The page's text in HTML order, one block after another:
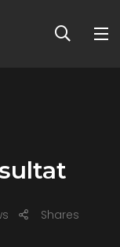
Shares